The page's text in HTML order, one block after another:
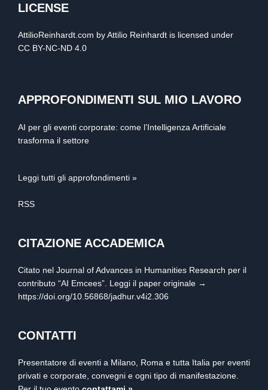
LICENSE
AttilioReinhardt.com byAttilio Reinhardt is licensed under
CC BY-NC-ND 4.0
APPROFONDIMENTI SUL MIO LAVORO
AI per gli eventi corporate: come l’Intelligenza Artificiale
trasforma il settore
Leggi tutti gli approfondimenti »
RSS
CITAZIONE ACCADEMICA
Citato nel Journal of Advances in Humanities Research per il
contributo “AI Emcees”. Leggi il paper originale →
https://doi.org/10.56868/jadhur.v4i2.306
CONTATTI
Presentatore di eventi a Milano, Roma e tutta Italia per eventi
privati e corporate, convegni e ogni tipo di manifestazione.